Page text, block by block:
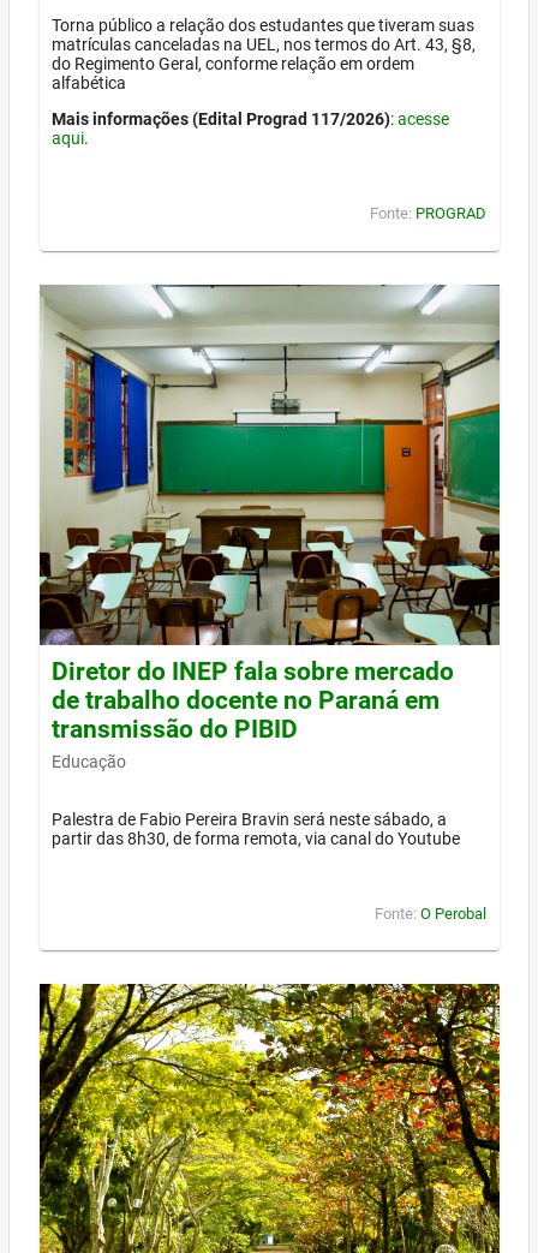
Torna público a relação dos estudantes que tiveram suas
matrículas canceladas na UEL, nos termos do Art. 43, §8,
do Regimento Geral, conforme relação em ordem
alfabética
Mais informações (Edital Prograd 117/2026):acesse
aqui.
Fonte: PROGRAD
Diretor do INEP fala sobre mercado
de trabalho docente no Paraná em
transmissão do PIBID
Educação
Palestra de Fabio Pereira Bravin será neste sábado, a
partir das 8h30, de forma remota, via canal do Youtube
Fonte: O Perobal